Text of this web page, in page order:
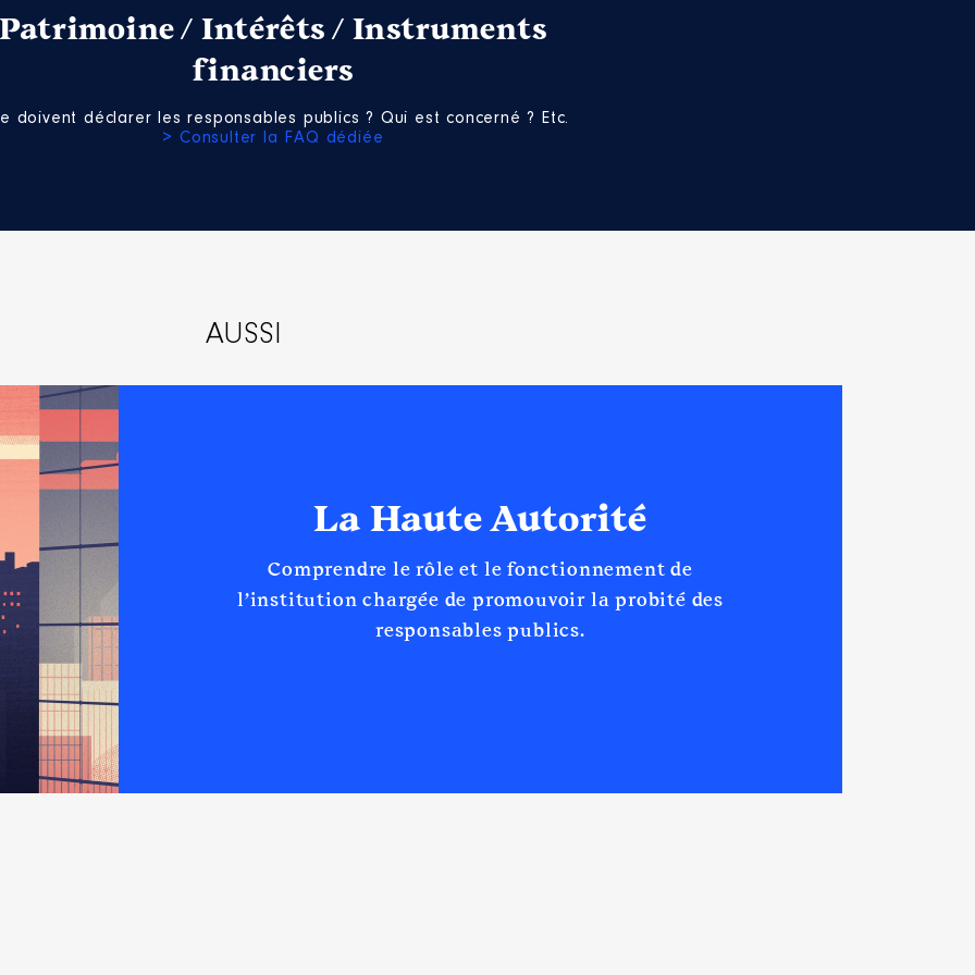
Patrimoine / Intérêts / Instruments
financiers
doivent déclarer les responsables publics ? Qui est concerné ? Etc.
> Consulter la FAQ dédiée
AUSSI
La Haute Autorité
Comprendre le rôle et le fonctionnement de
l’institution chargée de promouvoir la probité des
responsables publics.